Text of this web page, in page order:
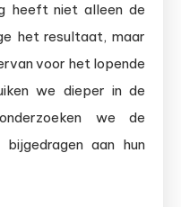
heeft niet alleen de
het resultaat, maar
voor het lopende
we dieper in de
we de
aan hun